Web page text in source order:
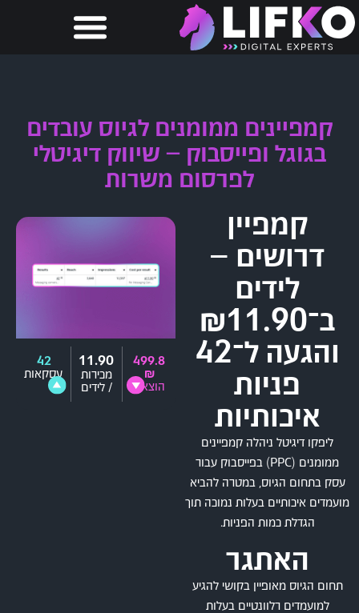
קמפיינים ממומנים לגיוס עובדים
בגוגל ופייסבוק – שיווק דיגיטלי
לפרסום משרות
קמפיין
דרושים –
לידים
ב־₪11.90
והגעה ל־42
פניות
איכותיות
ליפקו דיגיטל ניהלה קמפיינים
ממומנים (PPC) בפייסבוק עבור
עסק בתחום הגיוס, במטרה להביא
מועמדים איכותיים בעלות נמוכה תוך
הגדלת כמות הפניות.
האתגר
תחום הגיוס מאופיין בקושי להגיע
למועמדים רלוונטיים בעלות
499.8
₪
הוצאה
11.90
מכירות
/ לידים
42
עסקאות